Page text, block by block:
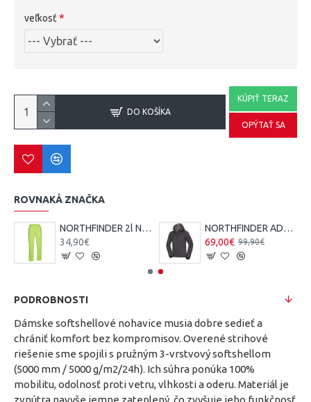
veľkosť
DO KOŠÍKA
KÚPIŤ TERAZ
OPÝTAŤ SA
ROVNAKÁ ZNAČKA
NORTHFINDER 2l NORTHCOVER pánske nepremokavé nohavice zbaliteľné
34,90€
NORTHFINDER ADRIEN pánska zimná bunda
69,00€ 99,90€
PODROBNOSTI
Dámske softshellové nohavice musia dobre sedieť a
chrániť komfort bez kompromisov. Overené strihové
riešenie sme spojili s pružným 3-vrstvový softshellom
(5000 mm / 5000 g/m2/24h). Ich súhra ponúka 100%
mobilitu, odolnosť proti vetru, vlhkosti a oderu. Materiál je
zvnútra navyše jemne zateplený, čo zvyšuje jeho funkčnosť